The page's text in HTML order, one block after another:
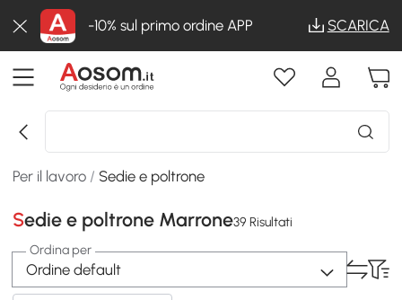
-10% sul primo ordine APP SCARICA
Per il lavoro / Sedie e poltrone
Sedie e poltrone Marrone39 Risultati
Ordina per
Ordine default